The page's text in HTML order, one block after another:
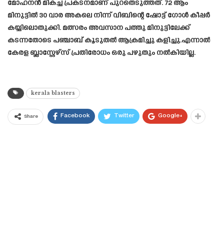
മോഹനൻ മികച്ച പ്രകടനമാണ് പുറതെടുത്തത്. 72 ആം
മിനുട്ടിൽ 30 വാര അകലെ നിന്ന് വിബിന്റെ ഷോട്ട് ഗോൾ കീപ്പർ
കയ്യിലൊതുക്കി. മത്സരം അവസാന പത്തു മിനുട്ടിലേക്ക്
കടന്നതോടെ പഞ്ചാബ് കൂടുതൽ ആക്രമിച്ചു കളിച്ചു.എന്നാൽ
കേരള ബ്ലാസ്റ്റേഴ്‌സ് പ്രതിരോധം ഒരു പഴുതും നൽകിയില്ല.
kerala blasters
Share Facebook Twitter Google+